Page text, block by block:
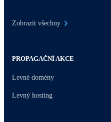
Zobrazit všechny
PROPAGAČNÍ AKCE
Levné domény
Levný hosting